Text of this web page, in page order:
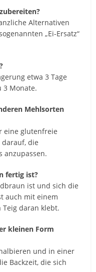
Alternativen
„Ei-Ersatz“
etwa 3 Tage
3 Monate.
Mehlsorten
eine glutenfreie
die
anzupassen.
fertig ist?
ist und sich die
auch mit einem
daran klebt.
kleinen Form
und in einer
Backzeit, die sich